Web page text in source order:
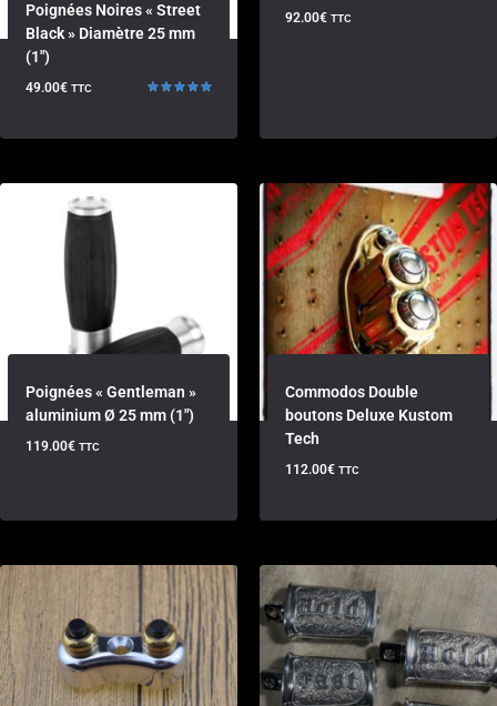
Poignées Noires « Street
Black » Diamètre 25 mm
(1″)
49.00€ TTC
92.00€ TTC
Poignées « Gentleman »
aluminium Ø 25 mm (1″)
119.00€ TTC
Commodos Double
boutons Deluxe Kustom
Tech
112.00€ TTC